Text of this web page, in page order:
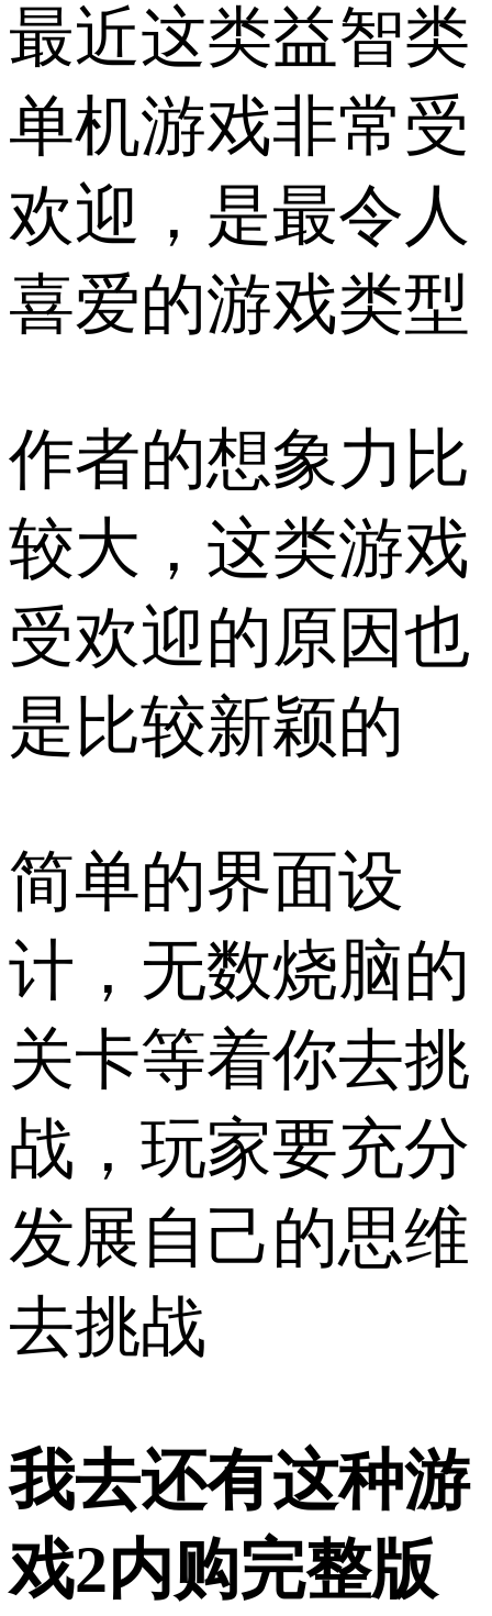
最近这类益智类
单机游戏非常受
欢迎，是最令人
喜爱的游戏类型
作者的想象力比
较大，这类游戏
受欢迎的原因也
是比较新颖的
简单的界面设
计，无数烧脑的
关卡等着你去挑
战，玩家要充分
发展自己的思维
去挑战
我去还有这种游
戏2内购完整版